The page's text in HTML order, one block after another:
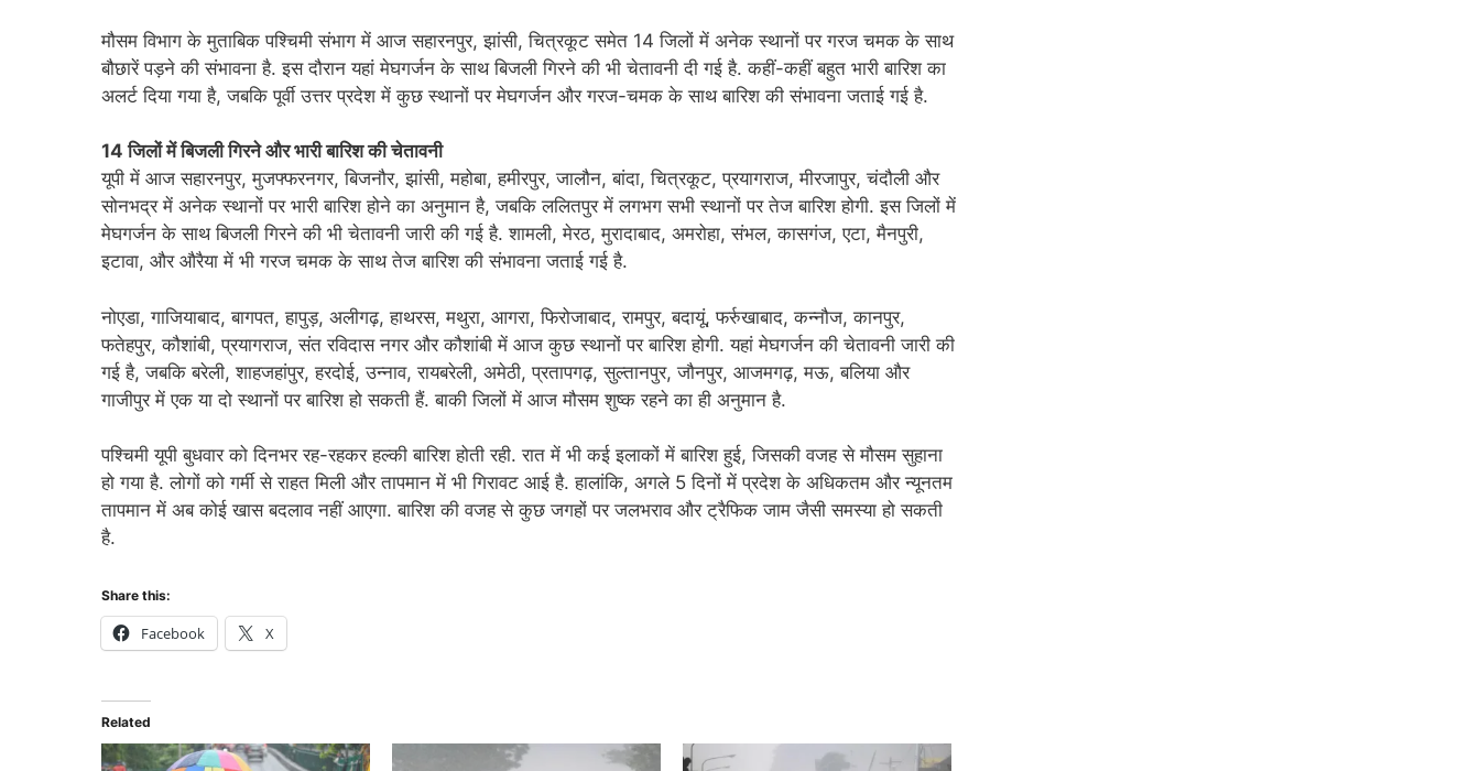
मौसम विभाग के मुताबिक पश्चिमी संभाग में आज सहारनपुर, झांसी, चित्रकूट समेत 14 जिलों में अनेक स्थानों पर गरज चमक के साथ
बौछारें पड़ने की संभावना है. इस दौरान यहां मेघगर्जन के साथ बिजली गिरने की भी चेतावनी दी गई है. कहीं-कहीं बहुत भारी बारिश का
अलर्ट दिया गया है, जबकि पूर्वी उत्तर प्रदेश में कुछ स्थानों पर मेघगर्जन और गरज-चमक के साथ बारिश की संभावना जताई गई है.
14 जिलों में बिजली गिरने और भारी बारिश की चेतावनी
यूपी में आज सहारनपुर, मुजफ्फरनगर, बिजनौर, झांसी, महोबा, हमीरपुर, जालौन, बांदा, चित्रकूट, प्रयागराज, मीरजापुर, चंदौली और
सोनभद्र में अनेक स्थानों पर भारी बारिश होने का अनुमान है, जबकि ललितपुर में लगभग सभी स्थानों पर तेज बारिश होगी. इस जिलों में
मेघगर्जन के साथ बिजली गिरने की भी चेतावनी जारी की गई है. शामली, मेरठ, मुरादाबाद, अमरोहा, संभल, कासगंज, एटा, मैनपुरी,
इटावा, और औरैया में भी गरज चमक के साथ तेज बारिश की संभावना जताई गई है.
नोएडा, गाजियाबाद, बागपत, हापुड़, अलीगढ़, हाथरस, मथुरा, आगरा, फिरोजाबाद, रामपुर, बदायूं, फर्रुखाबाद, कन्नौज, कानपुर,
फतेहपुर, कौशांबी, प्रयागराज, संत रविदास नगर और कौशांबी में आज कुछ स्थानों पर बारिश होगी. यहां मेघगर्जन की चेतावनी जारी की
गई है, जबकि बरेली, शाहजहांपुर, हरदोई, उन्नाव, रायबरेली, अमेठी, प्रतापगढ़, सुल्तानपुर, जौनपुर, आजमगढ़, मऊ, बलिया और
गाजीपुर में एक या दो स्थानों पर बारिश हो सकती हैं. बाकी जिलों में आज मौसम शुष्क रहने का ही अनुमान है.
पश्चिमी यूपी बुधवार को दिनभर रह-रहकर हल्की बारिश होती रही. रात में भी कई इलाकों में बारिश हुई, जिसकी वजह से मौसम सुहाना
हो गया है. लोगों को गर्मी से राहत मिली और तापमान में भी गिरावट आई है. हालांकि, अगले 5 दिनों में प्रदेश के अधिकतम और न्यूनतम
तापमान में अब कोई खास बदलाव नहीं आएगा. बारिश की वजह से कुछ जगहों पर जलभराव और ट्रैफिक जाम जैसी समस्या हो सकती
है.
Share this:
Facebook X
Related